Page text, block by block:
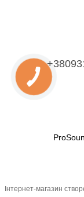
Інтернет-магазин